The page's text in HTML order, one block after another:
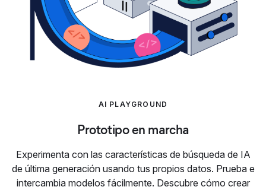
AI PLAYGROUND
Prototipo en marcha
Experimenta con las características de búsqueda de IA
de última generación usando tus propios datos. Prueba e
intercambia modelos fácilmente. Descubre cómo crear